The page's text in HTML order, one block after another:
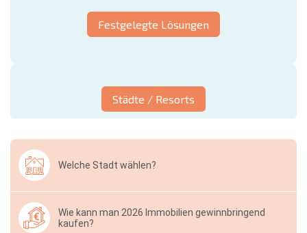
Festgelegte Lösungen
Städte / Resorts
Welche Stadt wählen?
Wie kann man 2026 Immobilien gewinnbringend
kaufen?